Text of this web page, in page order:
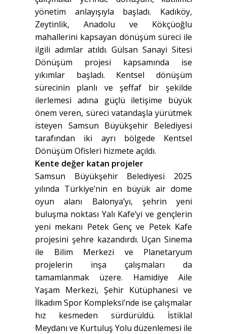
yönetim anlayışıyla başladı. Kadıköy,
Zeytinlik, Anadolu ve Kökçüoğlu
mahallerini kapsayan dönüşüm süreci ile
ilgili adımlar atıldı. Gülsan Sanayi Sitesi
Dönüşüm projesi kapsamında ise
yıkımlar başladı. Kentsel dönüşüm
sürecinin planlı ve şeffaf bir şekilde
ilerlemesi adına güçlü iletişime büyük
önem veren, süreci vatandaşla yürütmek
isteyen Samsun Büyükşehir Belediyesi
tarafından iki ayrı bölgede Kentsel
Dönüşüm Ofisleri hizmete açıldı.
Kente değer katan projeler
Samsun Büyükşehir Belediyesi 2025
yılında Türkiye’nin en büyük air dome
oyun alanı Balonya’yı, şehrin yeni
buluşma noktası Yalı Kafe’yi ve gençlerin
yeni mekanı Petek Genç ve Petek Kafe
projesini şehre kazandırdı. Uçan Sinema
ile Bilim Merkezi ve Planetaryum
projelerin inşa çalışmaları da
tamamlanmak üzere. Hamidiye Aile
Yaşam Merkezi, Şehir Kütüphanesi ve
İlkadım Spor Kompleksi’nde ise çalışmalar
hız kesmeden sürdürüldü. İstiklal
Meydanı ve Kurtuluş Yolu düzenlemesi ile